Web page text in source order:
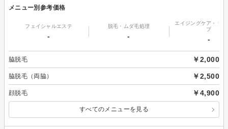
メニュー別参考価格
フェイシャルエステ
-
脱毛・ムダ毛処理
-
エイジングケア・リ
プ
-
脇脱毛 ￥2,000
脇脱毛（両脇） ￥2,500
顔脱毛 ￥4,900
すべてのメニューを見る